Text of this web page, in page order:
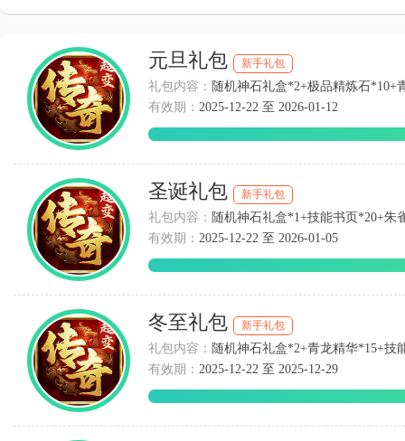
元旦礼包 新手礼包
礼包内容： 随机神石礼盒*2+极品精炼石*10+
有效期： 2025-12-22 至 2026-01-12
圣诞礼包 新手礼包
礼包内容： 随机神石礼盒*1+技能书页*20+朱
有效期： 2025-12-22 至 2026-01-05
冬至礼包 新手礼包
礼包内容： 随机神石礼盒*2+青龙精华*15+技
有效期： 2025-12-22 至 2025-12-29